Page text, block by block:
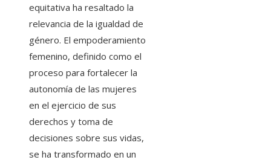
equitativa ha resaltado la
relevancia de la igualdad de
género. El empoderamiento
femenino, definido como el
proceso para fortalecer la
autonomía de las mujeres
en el ejercicio de sus
derechos y toma de
decisiones sobre sus vidas,
se ha transformado en un